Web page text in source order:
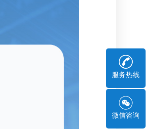
服务热线
微信咨询